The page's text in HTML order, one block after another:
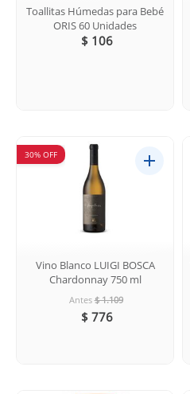
Toallitas Húmedas para Bebé
ORIS 60 Unidades
$ 106
30% OFF
Vino Blanco LUIGI BOSCA
Chardonnay 750 ml
Antes $ 1.109
$ 776